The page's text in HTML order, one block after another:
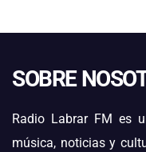
SOBRE
Radio Labrar FM es
música, noticias y